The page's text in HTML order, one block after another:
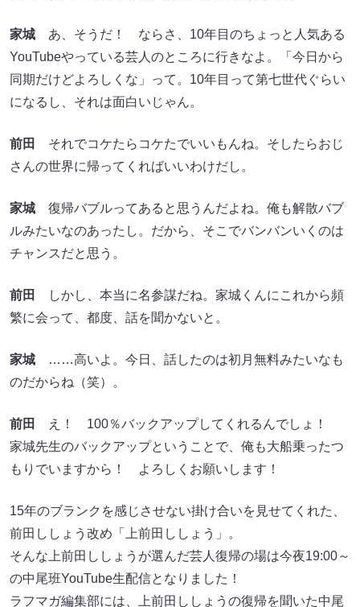
家城 あ、そうだ！ ならさ、10年目のちょっと人気ある
YouTubeやっている芸人のところに行きなよ。「今日から
同期だけどよろしくな」って。10年目って第七世代ぐらい
になるし、それは面白いじゃん。
前田
それでコケたらコケたでいいもんね。そしたらおじ
さんの世界に帰ってくればいいわけだし。
家城 復帰バブルってあると思うんだよね。俺も解散バブ
ルみたいなのあったし。だから、そこでバンバンいくのは
チャンスだと思う。
前田
しかし、本当に名参謀だね。家城くんにこれから頻
繁に会って、都度、話を聞かないと。
家城 ……高いよ。今日、話したのは初月無料みたいなも
のだからね（笑）。
前田
え！ 100％バックアップしてくれるんでしょ！
家城先生のバックアップということで、俺も大船乗ったつ
もりでいますから！ よろしくお願いします！
15年のブランクを感じさせない掛け合いを見せてくれた、
前田ししょう改め「上前田ししょう」。
そんな上前田ししょうが選んだ芸人復帰の場は今夜19:00～
の中尾班YouTube生配信となりました！
ラフマガ編集部には、上前田ししょうの復帰を聞いた中尾